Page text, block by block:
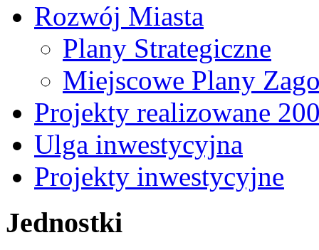
Rozwój Miasta
Plany Strategiczne
Miejscowe Plany
Projekty realizowane
Ulga inwestycyjna
Projekty inwestycyjne
Jednostki